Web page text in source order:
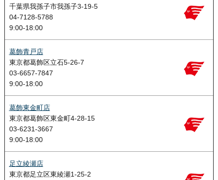
千葉県我孫子市我孫子3-19-5
04-7128-5788
9:00-18:00
葛飾青戸店
東京都葛飾区立石5-26-7
03-6657-7847
9:00-18:00
葛飾東金町店
東京都葛飾区東金町4-28-15
03-6231-3667
9:00-18:00
足立綾瀬店
東京都足立区東綾瀬1-25-2